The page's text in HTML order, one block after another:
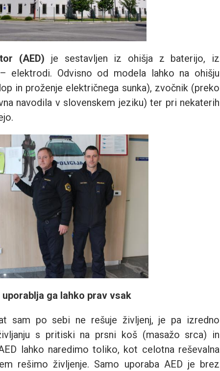
(AED) je sestavljen iz ohišja z baterijo, iz
elektrodi. Odvisno od modela lahko na ohišju
in proženje električnega sunka), zvočnik (preko
navodila v slovenskem jeziku) ter pri nekaterih
ga lahko prav vsak
sam po sebi ne rešuje življenj, je pa izredno
s pritiski na prsni koš (masažo srca) in
lahko naredimo toliko, kot celotna reševalna
rešimo življenje. Samo uporaba AED je brez